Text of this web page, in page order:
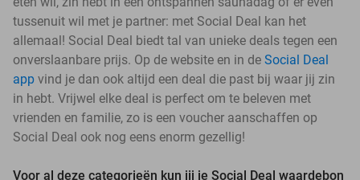
tussenuit wil met je partner: met Social Deal kan het
allemaal! Social Deal biedt tal van unieke deals tegen een
onverslaanbare prijs. Op de website en in de Social Deal
app vind je dan ook altijd een deal die past bij waar jij zin
in hebt. Vrijwel elke deal is perfect om te beleven met
vrienden en familie, zo is een voucher aanschaffen op
Social Deal ook nog eens enorm gezellig!
Voor al deze categorieën kun jij je Social Deal waardebon